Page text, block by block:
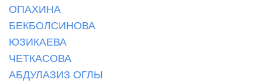
ОПАХИНА
БЕКБОЛСИНОВА
ЮЗИКАЕВА
ЧЕТКАСОВА
АБДУЛАЗИЗ ОГЛЫ